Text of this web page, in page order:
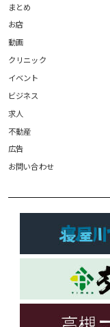
まとめ
お店
動画
クリニック
イベント
ビジネス
求人
不動産
広告
お問い合わせ